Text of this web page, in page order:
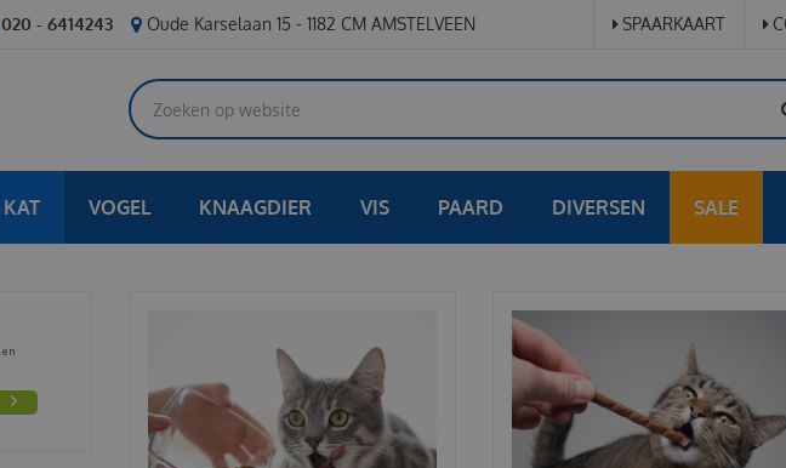
020 - 6414243 Oude Karselaan 15 - 1182 CM AMSTELVEEN SPAARKAART
KAT VOGEL KNAAGDIER VIS PAARD DIVERSEN SALE